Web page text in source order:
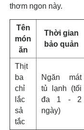
thơm ngon này.
Tên
món
ăn
Thời gian
bảo quản
Thịt
ba
chỉ
lắc
sả
tắc
Ngăn mát
tủ lạnh (tối
đa 1 - 2
ngày)